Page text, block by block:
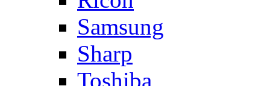
Samsung
Sharp
Toshiba